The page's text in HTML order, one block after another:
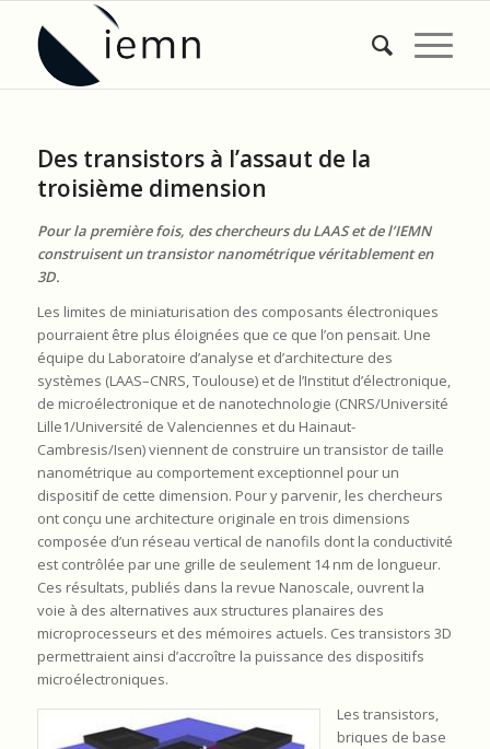
Des transistors à l’assaut de la
troisième dimension
Pour la première fois, des chercheurs du LAAS et de l’IEMN
construisent un transistor nanométrique véritablement en
3D.
Les limites de miniaturisation des composants électroniques
pourraient être plus éloignées que ce que l’on pensait. Une
équipe du Laboratoire d’analyse et d’architecture des
systèmes (LAAS–CNRS, Toulouse) et de l’Institut d’électronique,
de microélectronique et de nanotechnologie (CNRS/Université
Lille1/Université de Valenciennes et du Hainaut-
Cambresis/Isen) viennent de construire un transistor de taille
nanométrique au comportement exceptionnel pour un
dispositif de cette dimension. Pour y parvenir, les chercheurs
ont conçu une architecture originale en trois dimensions
composée d’un réseau vertical de nanofils dont la conductivité
est contrôlée par une grille de seulement 14 nm de longueur.
Ces résultats, publiés dans la revue Nanoscale, ouvrent la
voie à des alternatives aux structures planaires des
microprocesseurs et des mémoires actuels. Ces transistors 3D
permettraient ainsi d’accroître la puissance des dispositifs
microélectroniques.
Les transistors,
briques de base